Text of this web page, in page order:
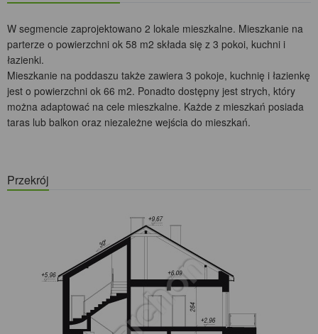
W segmencie zaprojektowano 2 lokale mieszkalne. Mieszkanie na
parterze o powierzchni ok 58 m2 składa się z 3 pokoi, kuchni i
łazienki.
Mieszkanie na poddaszu także zawiera 3 pokoje, kuchnię i łazienkę
jest o powierzchni ok 66 m2. Ponadto dostępny jest strych, który
można adaptować na cele mieszkalne. Każde z mieszkań posiada
taras lub balkon oraz niezależne wejścia do mieszkań.
Przekrój